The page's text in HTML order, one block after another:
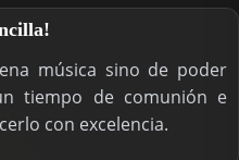
música sino de poder
tiempo de comunión e
con excelencia.